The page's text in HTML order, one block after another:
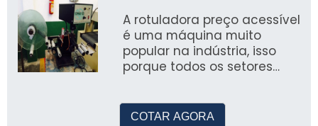
A rotuladora preço acessível
é uma máquina muito
popular na indústria, isso
porque todos os setores
COTAR AGORA